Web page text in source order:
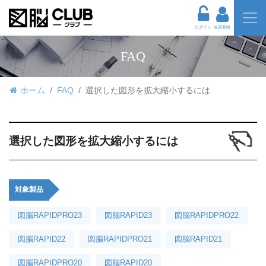
ログイン 会員登録
FAQ
ホーム FAQ 選択した図形を拡大縮小するには
選択した図形を拡大縮小するには
対象製品
図脳RAPIDPRO23 図脳RAPID23 図脳RAPIDPRO22
図脳RAPID22 図脳RAPIDPRO21 図脳RAPID21
図脳RAPIDPRO20 図脳RAPID20